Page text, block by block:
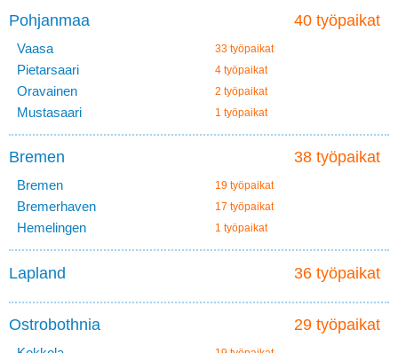
40 työpaikat
Pohjanmaa
Vaasa 33 työpaikat
Pietarsaari 4 työpaikat
Oravainen 2 työpaikat
Mustasaari 1 työpaikat
38 työpaikat
Bremen
Bremen 19 työpaikat
Bremerhaven 17 työpaikat
Hemelingen 1 työpaikat
36 työpaikat
Lapland
29 työpaikat
Ostrobothnia